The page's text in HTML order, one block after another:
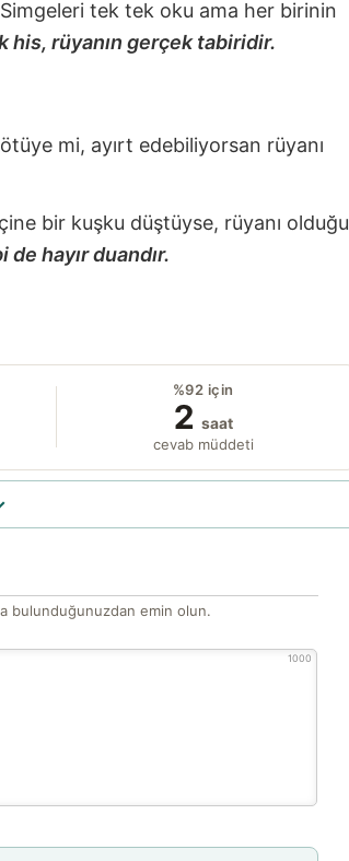
tek tek oku ama her birinin
his, rüyanın gerçek tabiridir.
mi, ayırt edebiliyorsan rüyanı
bir kuşku düştüyse, rüyanı olduğu
hayır duandır.
%92 için
2 saat
cevab müddeti
bulunduğunuzdan emin olun.
1000